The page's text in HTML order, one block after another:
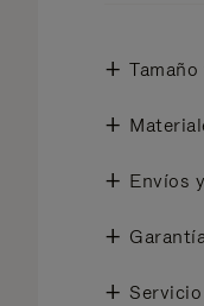
Envíos